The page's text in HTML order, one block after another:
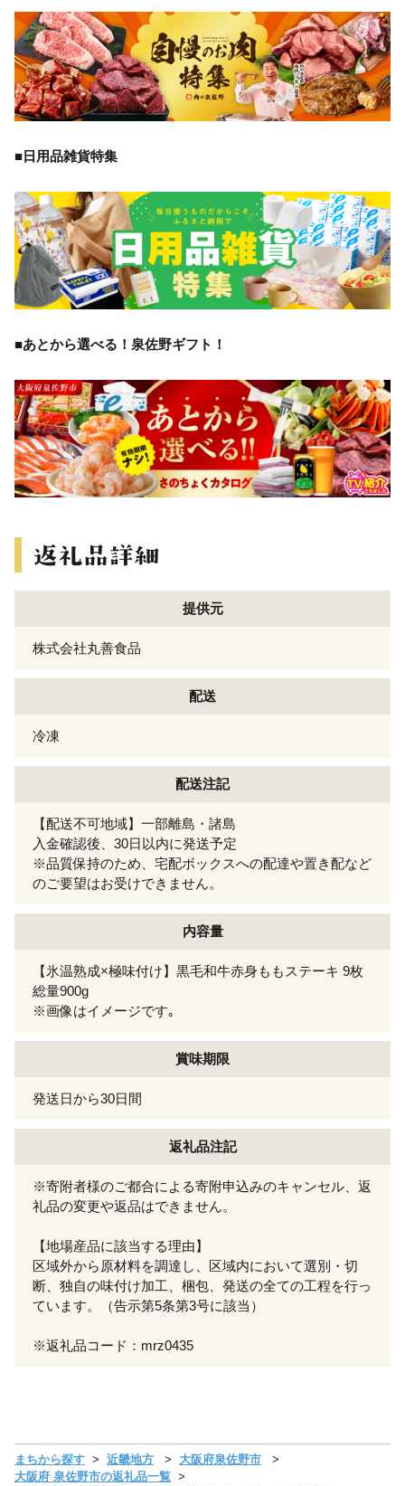
■日用品雑貨特集
■あとから選べる！泉佐野ギフト！
提供元
株式会社丸善食品
配送
冷凍
配送注記
【配送不可地域】一部離島・諸島
入金確認後、30日以内に発送予定
※品質保持のため、宅配ボックスへの配達や置き配など
のご要望はお受けできません。
内容量
【氷温熟成×極味付け】黒毛和牛赤身ももステーキ 9枚
総量900g
※画像はイメージです｡
賞味期限
発送日から30日間
返礼品注記
※寄附者様のご都合による寄附申込みのキャンセル、返
礼品の変更や返品はできません。
【地場産品に該当する理由】
区域外から原材料を調達し、区域内において選別・切
断、独自の味付け加工、梱包、発送の全ての工程を行っ
ています。（告示第5条第3号に該当）
※返礼品コード：mrz0435
まちから探す 近畿地方
大阪府泉佐野市
大阪府 泉佐野市の返礼品一覧